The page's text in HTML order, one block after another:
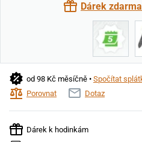
Dárek zdarma
od 98 Kč měsíčně • Spočítat
Porovnat
Dotaz
Dárek k hodinkám